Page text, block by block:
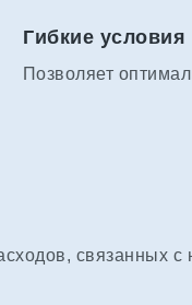
Гибкие
Позволяет
связанных